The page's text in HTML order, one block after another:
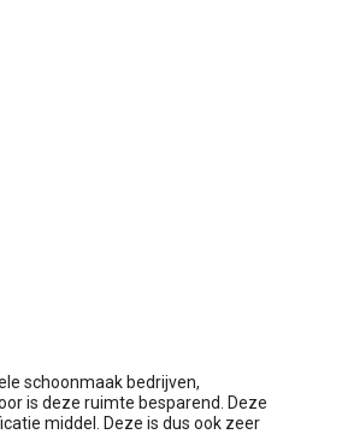
schoonmaak bedrijven,
is deze ruimte besparend. Deze
middel. Deze is dus ook zeer